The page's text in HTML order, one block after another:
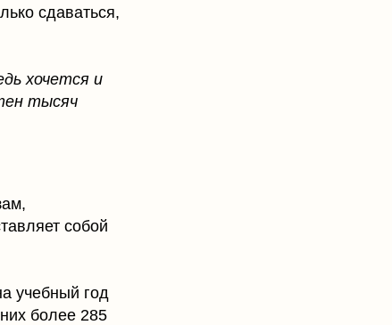
сдаваться,
хочется и
тысяч
собой
учебный год
более 285